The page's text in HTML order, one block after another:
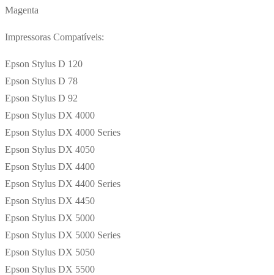
Magenta
Impressoras Compatíveis:
Epson Stylus D 120
Epson Stylus D 78
Epson Stylus D 92
Epson Stylus DX 4000
Epson Stylus DX 4000 Series
Epson Stylus DX 4050
Epson Stylus DX 4400
Epson Stylus DX 4400 Series
Epson Stylus DX 4450
Epson Stylus DX 5000
Epson Stylus DX 5000 Series
Epson Stylus DX 5050
Epson Stylus DX 5500